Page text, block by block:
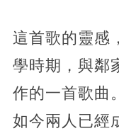
這首歌的靈感
學時期，與鄰
作的一首歌曲
如今兩人已經